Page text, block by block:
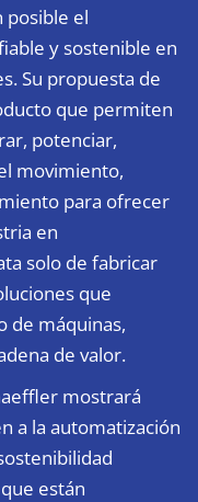
posible el
y sostenible en
Su propuesta de
que permiten
potenciar,
movimiento,
para ofrecer
en
solo de fabricar
que
de máquinas,
de valor.
mostrará
a la automatización
están